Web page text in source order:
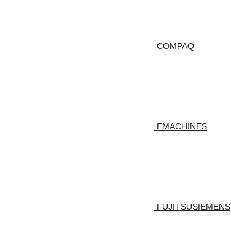
COMPAQ
EMACHINES
FUJITSUSIEMENS